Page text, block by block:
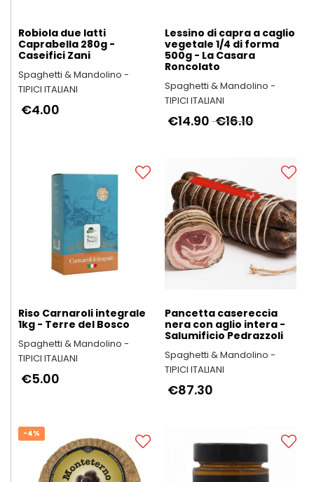
Robiola due latti
Caprabella 280g -
Caseifici Zani
Spaghetti & Mandolino -
TIPICI ITALIANI
€4.00
Lessino di capra a caglio
vegetale 1/4 di forma
500g - La Casara
Roncolato
Spaghetti & Mandolino -
TIPICI ITALIANI
€16.10
€14.90
Riso Carnaroli integrale
1kg - Terre del Bosco
Spaghetti & Mandolino -
TIPICI ITALIANI
€5.00
Pancetta casereccia
nera con aglio intera -
Salumificio Pedrazzoli
Spaghetti & Mandolino -
TIPICI ITALIANI
€87.30
-4%